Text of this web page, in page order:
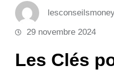
29 novembre 2024
Les Clés